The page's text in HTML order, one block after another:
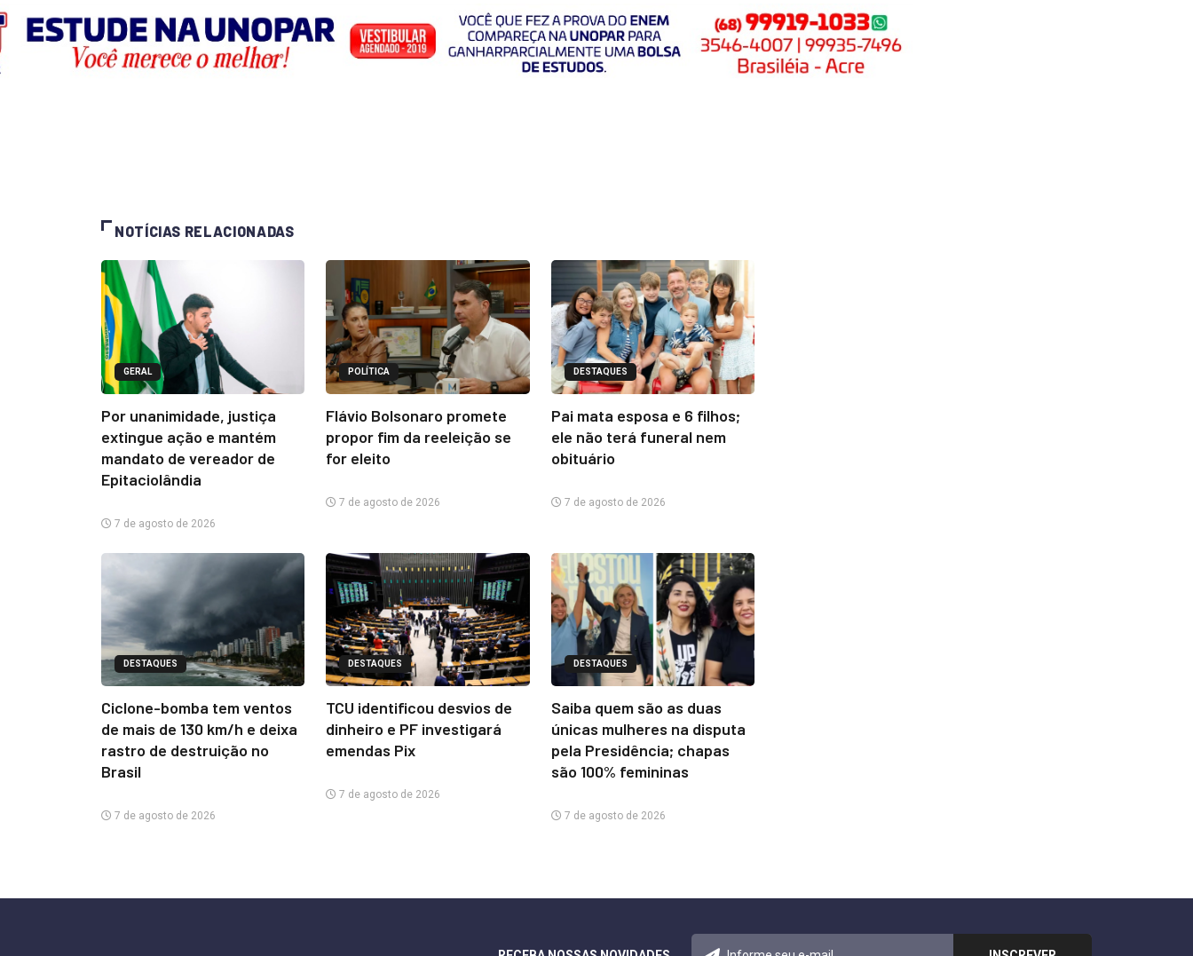
NOTÍCIAS RELACIONADAS
GERAL
Por unanimidade, justiça
extingue ação e mantém
mandato de vereador de
Epitaciolândia
7 de agosto de 2026
POLÍTICA
Flávio Bolsonaro promete
propor fim da reeleição se
for eleito
7 de agosto de 2026
DESTAQUES
Pai mata esposa e 6 filhos;
ele não terá funeral nem
obituário
7 de agosto de 2026
DESTAQUES
Ciclone-bomba tem ventos
de mais de 130 km/h e deixa
rastro de destruição no
Brasil
7 de agosto de 2026
DESTAQUES
TCU identificou desvios de
dinheiro e PF investigará
emendas Pix
7 de agosto de 2026
DESTAQUES
Saiba quem são as duas
únicas mulheres na disputa
pela Presidência; chapas
são 100% femininas
7 de agosto de 2026